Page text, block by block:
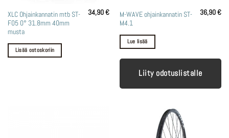
XLC Ohjainkannatin mtb ST-
F05 0° 31.8mm 40mm
musta
34,90€
Lisää ostoskoriin
M-WAVE ohjainkannatin ST-
M4.1
36,90€
Lue lisää
Liity odotuslistalle